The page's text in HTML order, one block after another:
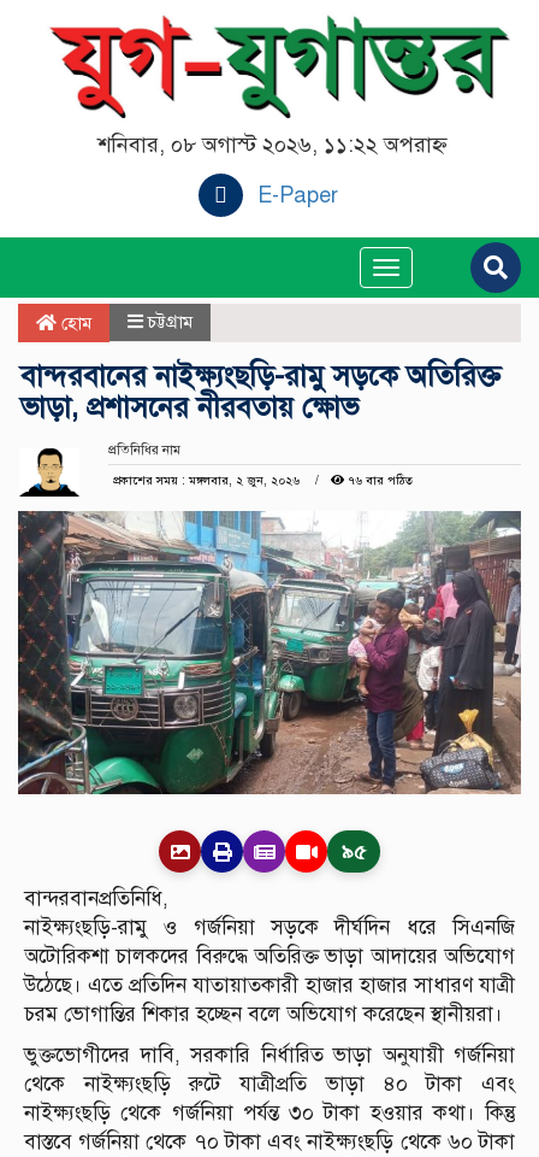
শনিবার, ০৮ অগাস্ট ২০২৬, ১১:২২ অপরাহ্ন
E-Paper
Toggle
navigation
হোম চট্টগ্রাম
বান্দরবানের নাইক্ষ্যংছড়ি-রামু সড়কে অতিরিক্ত
ভাড়া, প্রশাসনের নীরবতায় ক্ষোভ
প্রতিনিধির নাম
প্রকাশের সময় : মঙ্গলবার, ২ জুন, ২০২৬
৭৬ বার পঠিত
৯৫
বান্দরবানপ্রতিনিধি,
নাইক্ষ্যংছড়ি-রামু ও গর্জনিয়া সড়কে দীর্ঘদিন ধরে সিএনজি
অটোরিকশা চালকদের বিরুদ্ধে অতিরিক্ত ভাড়া আদায়ের অভিযোগ
উঠেছে। এতে প্রতিদিন যাতায়াতকারী হাজার হাজার সাধারণ যাত্রী
চরম ভোগান্তির শিকার হচ্ছেন বলে অভিযোগ করেছেন স্থানীয়রা।
ভুক্তভোগীদের দাবি, সরকারি নির্ধারিত ভাড়া অনুযায়ী গর্জনিয়া
থেকে নাইক্ষ্যংছড়ি রুটে যাত্রীপ্রতি ভাড়া ৪০ টাকা এবং
নাইক্ষ্যংছড়ি থেকে গর্জনিয়া পর্যন্ত ৩০ টাকা হওয়ার কথা। কিন্তু
বাস্তবে গর্জনিয়া থেকে ৭০ টাকা এবং নাইক্ষ্যংছড়ি থেকে ৬০ টাকা